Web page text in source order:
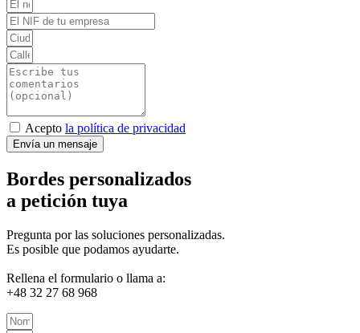
Acepto la política de privacidad
Envía un mensaje
Bordes personalizados
a petición tuya
Pregunta por las soluciones personalizadas.
Es posible que podamos ayudarte.
Rellena el formulario o llama a:
+48 32 27 68 968